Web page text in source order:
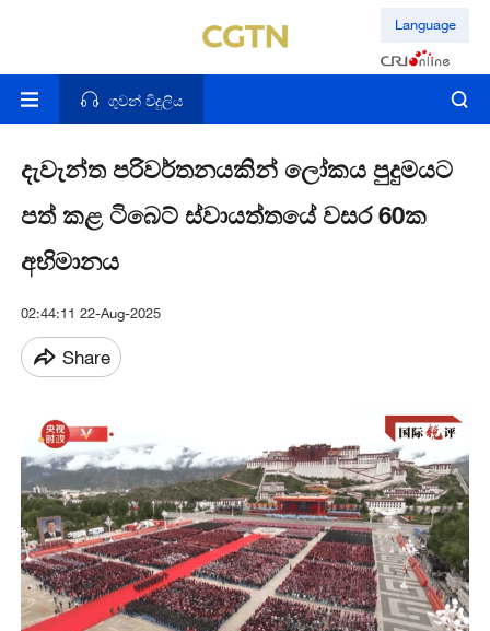
Language
ගුවන් විදුලිය
දැවැන්ත පරිවර්තනයකින් ලෝකය පුදුමයට
පත් කළ ටිබෙට් ස්වායත්තයේ වසර 60ක
අභිමානය
02:44:11 22-Aug-2025
Share